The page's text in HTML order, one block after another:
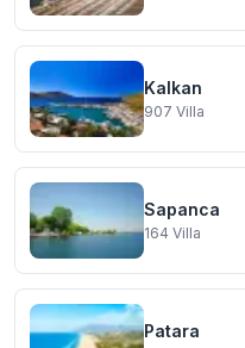
Kalkan
907 Villa
Sapanca
164 Villa
Patara